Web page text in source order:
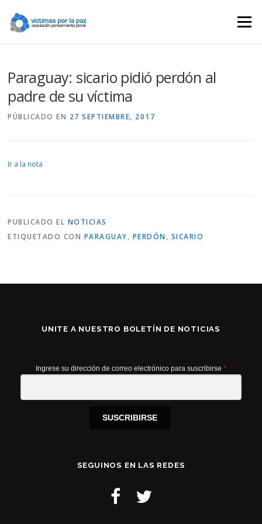
contenido
Menú
Paraguay: sicario pidió perdón al
padre de su víctima
PÚBLICADO EN 27 SEPTIEMBRE, 2017
Ir a la nota
PUBLICADO EL NOTICIAS
ETIQUETADO CON PARAGUAY, PERDÓN, SICARIO
UNITE A NUESTRO BOLETÍN DE NOTICIAS
Ingrese su dirección de correo electrónico para suscribirse *
SUSCRIBIRSE
SEGUINOS EN LAS REDES